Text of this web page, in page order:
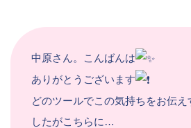
中原さん。こんばんは
ありがとうございます
どのツールでこの気持ちをお伝え
したがこちらに…